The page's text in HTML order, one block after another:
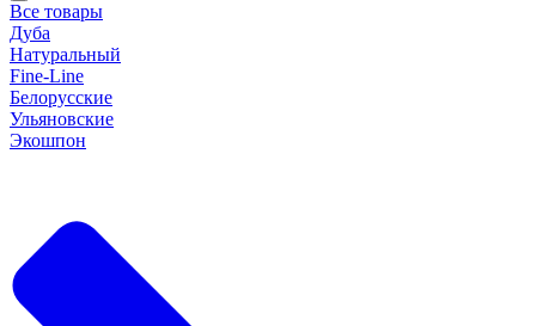
Все товары
Дуба
Натуральный
Fine-Line
Белорусские
Ульяновские
Экошпон